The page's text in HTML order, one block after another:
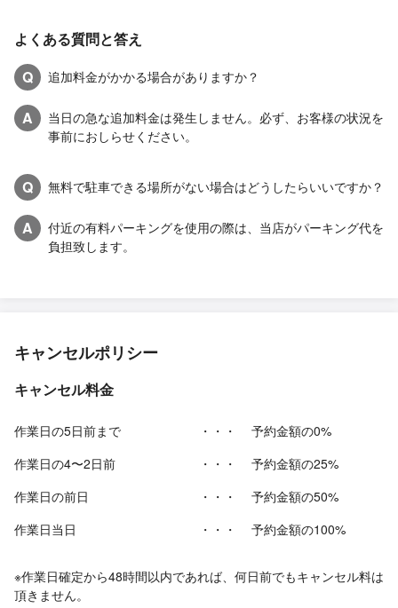
よくある質問と答え
Q
追加料金がかかる場合がありますか？
A
当日の急な追加料金は発生しません。必ず、お客様の状況を
事前におしらせください。
Q 無料で駐車できる場所がない場合はどうしたらいいですか？
A
付近の有料パーキングを使用の際は、当店がパーキング代を
負担致します。
キャンセルポリシー
キャンセル料金
作業日の5日前まで ・・・
予約金額の0%
作業日の4〜2日前
・・・
予約金額の25%
作業日の前日
・・・
予約金額の50%
作業日当日
・・・ 予約金額の100%
※作業日確定から48時間以内であれば、何日前でもキャンセル料は
頂きません。